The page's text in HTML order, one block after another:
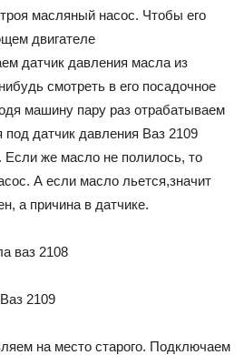
масляный насос. Чтобы его
двигателе
датчик давления масла из
смотреть в его посадочное
машину пару раз отрабатываем
под датчик давления Ваз 2109
же масло не полилось, то
А если масло льется,значит
а причина в датчике.
2109
на место старого. Подключаем